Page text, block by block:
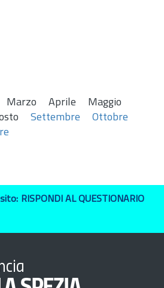
Marzo Aprile
Maggio
Settembre
Ottobre
RISPONDI AL QUESTIONARIO